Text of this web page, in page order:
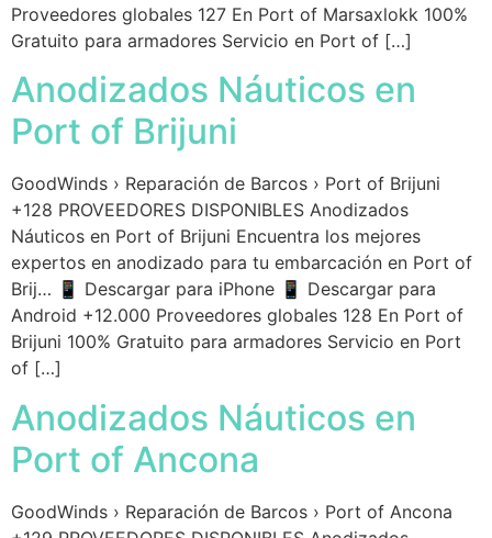
Proveedores globales 127 En Port of Marsaxlokk 100%
Gratuito para armadores Servicio en Port of […]
Anodizados Náuticos en
Port of Brijuni
GoodWinds › Reparación de Barcos › Port of Brijuni
+128 PROVEEDORES DISPONIBLES Anodizados
Náuticos en Port of Brijuni Encuentra los mejores
expertos en anodizado para tu embarcación en Port of
Brij… 📱 Descargar para iPhone 📱 Descargar para
Android +12.000 Proveedores globales 128 En Port of
Brijuni 100% Gratuito para armadores Servicio en Port
of […]
Anodizados Náuticos en
Port of Ancona
GoodWinds › Reparación de Barcos › Port of Ancona